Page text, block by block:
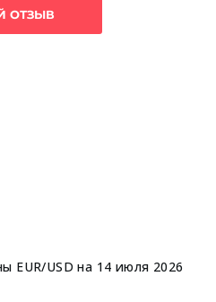
EUR/USD на 14 июля 2026